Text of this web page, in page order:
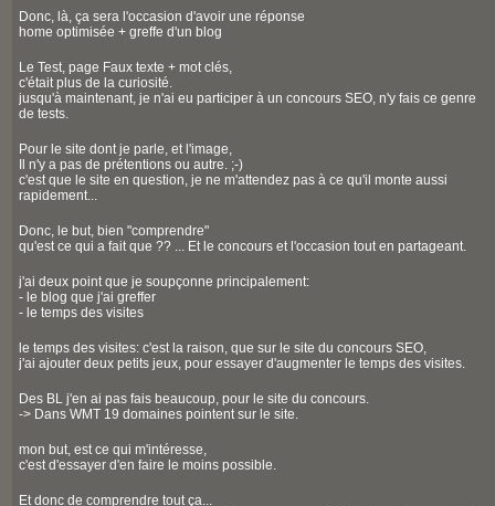
Donc, là, ça sera l'occasion d'avoir une réponse
home optimisée + greffe d'un blog
Le Test, page Faux texte + mot clés,
c'était plus de la curiosité.
jusqu'à maintenant, je n'ai eu participer à un concours SEO, n'y fais ce genre
de tests.
Pour le site dont je parle, et l'image,
Il n'y a pas de prétentions ou autre. ;-)
c'est que le site en question, je ne m'attendez pas à ce qu'il monte aussi
rapidement...
Donc, le but, bien "comprendre"
qu'est ce qui a fait que ?? ... Et le concours et l'occasion tout en partageant.
j'ai deux point que je soupçonne principalement:
- le blog que j'ai greffer
- le temps des visites
le temps des visites: c'est la raison, que sur le site du concours SEO,
j'ai ajouter deux petits jeux, pour essayer d'augmenter le temps des visites.
Des BL j'en ai pas fais beaucoup, pour le site du concours.
-> Dans WMT 19 domaines pointent sur le site.
mon but, est ce qui m'intéresse,
c'est d'essayer d'en faire le moins possible.
Et donc de comprendre tout ça...